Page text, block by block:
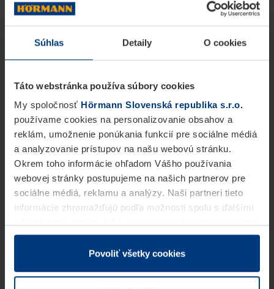
Súhlas Detaily O cookies
Táto webstránka používa súbory cookies
My spoločnosť Hörmann Slovenská republika s.r.o.
používame cookies na personalizovanie obsahov a
reklám, umožnenie ponúkania funkcií pre sociálne médiá
a analyzovanie prístupov na našu webovú stránku.
Okrem toho informácie ohľadom Vášho používania
webovej stránky postupujeme na našich partnerov pre
sociálne médiá, reklamu a analýzy. Naši partneri tieto
informácie zhromažďujú podľa možnosti spolu s ďalšími
v rámci Vášho využívania služieb.
Z právneho hľadiska môžeme cookies ukladať na Vašom
prevádzku tejto stránky. Pre všetky ostatné typy cookie
Povoliť všetky cookies